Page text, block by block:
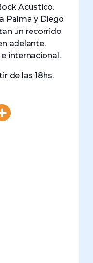
Acústico.
Palma y Diego
un recorrido
adelante.
internacional.
de las 18hs.